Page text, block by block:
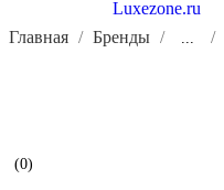
Главная Бренды ...
(0)